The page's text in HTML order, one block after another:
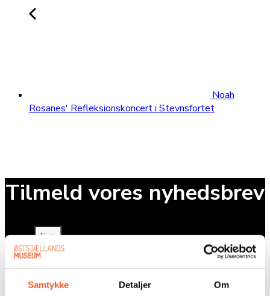
Samtykke Detaljer Om
Noah
Rosanes' Refleksionskoncert i Stevnsfortet
Tilmeld vores nyhedsbrev
E-mail
Send